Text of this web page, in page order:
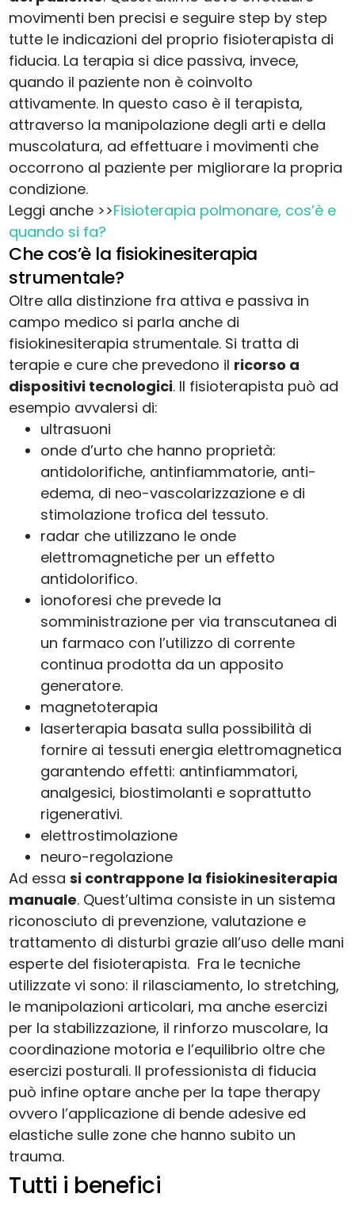
movimenti ben precisi e seguire step by step
tutte le indicazioni del proprio fisioterapista di
fiducia. La terapia si dice passiva, invece,
quando il paziente non è coinvolto
attivamente. In questo caso è il terapista,
attraverso la manipolazione degli arti e della
muscolatura, ad effettuare i movimenti che
occorrono al paziente per migliorare la propria
condizione.
Leggi anche >>Fisioterapia polmonare, cos’è e
quando si fa?
Che cos’è la fisiokinesiterapia
strumentale?
Oltre alla distinzione fra attiva e passiva in
campo medico si parla anche di
fisiokinesiterapia strumentale. Si tratta di
terapie e cure che prevedono il ricorso a
dispositivi tecnologici. Il fisioterapista può ad
esempio avvalersi di:
ultrasuoni
onde d’urto che hanno proprietà:
antidolorifiche, antinfiammatorie, anti-
edema, di neo-vascolarizzazione e di
stimolazione trofica del tessuto.
radar che utilizzano le onde
elettromagnetiche per un effetto
antidolorifico.
ionoforesi che prevede la
somministrazione per via transcutanea di
un farmaco con l’utilizzo di corrente
continua prodotta da un apposito
generatore.
magnetoterapia
laserterapia basata sulla possibilità di
fornire ai tessuti energia elettromagnetica
garantendo effetti: antinfiammatori,
analgesici, biostimolanti e soprattutto
rigenerativi.
elettrostimolazione
neuro-regolazione
Ad essasi contrappone la fisiokinesiterapia
manuale. Quest’ultima consiste in un sistema
riconosciuto di prevenzione, valutazione e
trattamento di disturbi grazie all’uso delle mani
esperte del fisioterapista. Fra le tecniche
utilizzate vi sono: il rilasciamento, lo stretching,
le manipolazioni articolari, ma anche esercizi
per la stabilizzazione, il rinforzo muscolare, la
coordinazione motoria e l’equilibrio oltre che
esercizi posturali. Il professionista di fiducia
può infine optare anche per la tape therapy
ovvero l’applicazione di bende adesive ed
elastiche sulle zone che hanno subito un
trauma.
Tutti i benefici